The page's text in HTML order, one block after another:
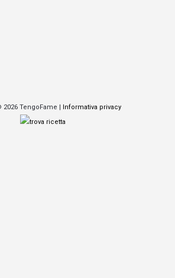
2026 TengoFame | Informativa privacy